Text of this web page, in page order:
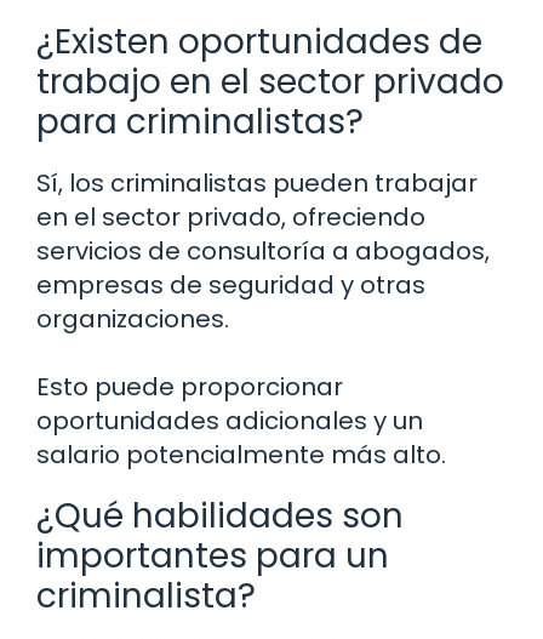
¿Existen oportunidades de
trabajo en el sector privado
para criminalistas?
Sí, los criminalistas pueden trabajar
en el sector privado, ofreciendo
servicios de consultoría a abogados,
empresas de seguridad y otras
organizaciones.
Esto puede proporcionar
oportunidades adicionales y un
salario potencialmente más alto.
¿Qué habilidades son
importantes para un
criminalista?